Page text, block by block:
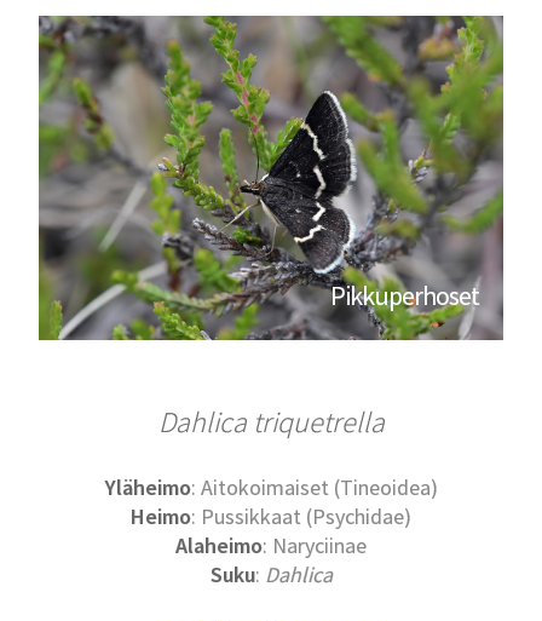
Pikkuperhoset
Dahlica triquetrella
Yläheimo: Aitokoimaiset (Tineoidea)
Heimo: Pussikkaat (Psychidae)
Alaheimo: Naryciinae
Suku: Dahlica